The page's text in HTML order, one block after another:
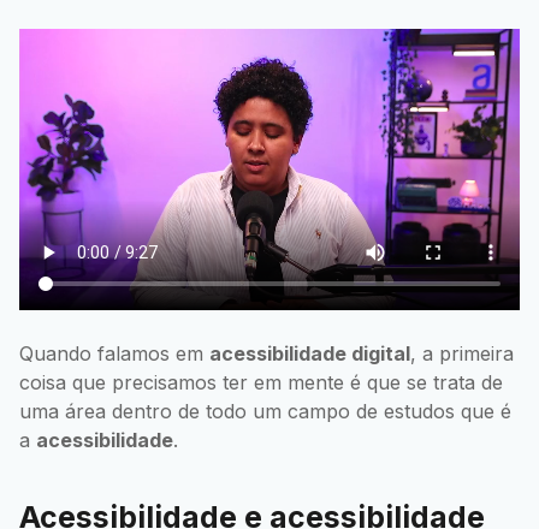
Quando falamos em acessibilidade digital, a primeira
coisa que precisamos ter em mente é que se trata de
uma área dentro de todo um campo de estudos que é
a acessibilidade.
Acessibilidade e acessibilidade